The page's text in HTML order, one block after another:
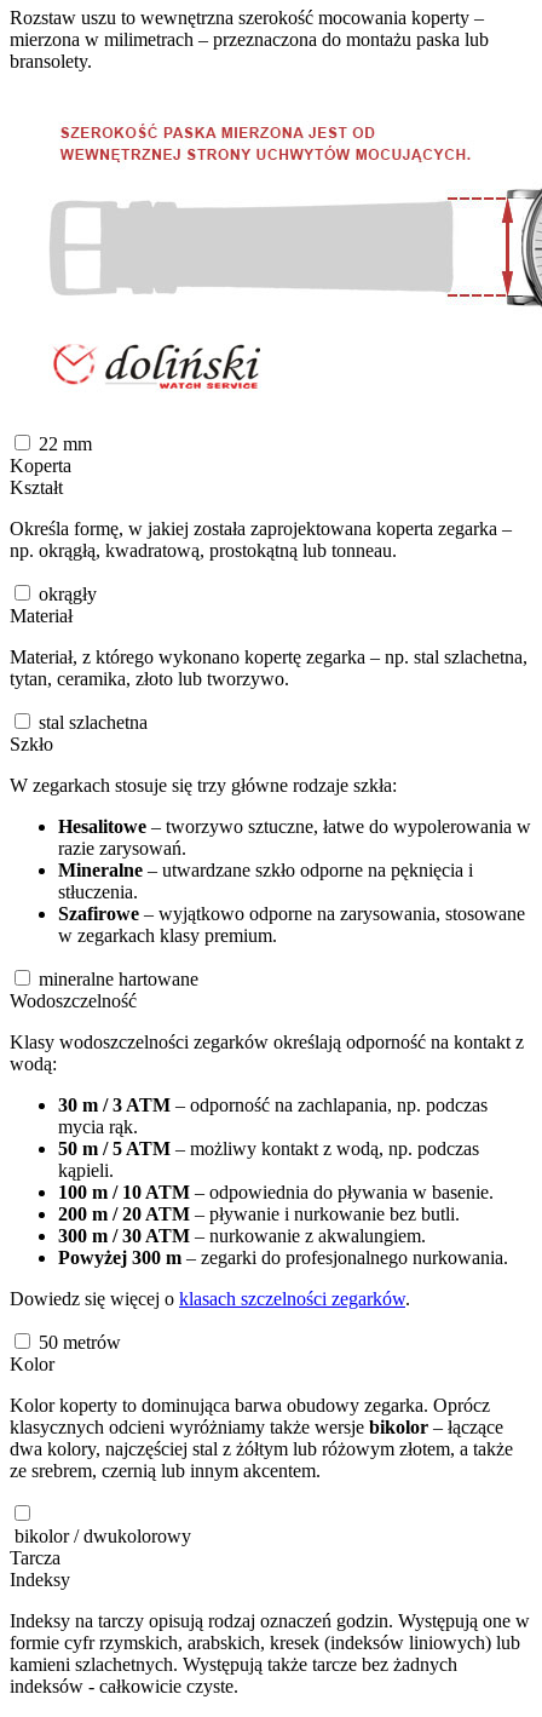
Rozstaw uszu to wewnętrzna szerokość mocowania koperty –
mierzona w milimetrach – przeznaczona do montażu paska lub
bransolety.
22 mm
Koperta
Kształt
Określa formę, w jakiej została zaprojektowana koperta zegarka –
np. okrągłą, kwadratową, prostokątną lub tonneau.
okrągły
Materiał
Materiał, z którego wykonano kopertę zegarka – np. stal szlachetna,
tytan, ceramika, złoto lub tworzywo.
stal szlachetna
Szkło
W zegarkach stosuje się trzy główne rodzaje szkła:
Hesalitowe – tworzywo sztuczne, łatwe do wypolerowania w
razie zarysowań.
Mineralne – utwardzane szkło odporne na pęknięcia i
stłuczenia.
Szafirowe – wyjątkowo odporne na zarysowania, stosowane
w zegarkach klasy premium.
mineralne hartowane
Wodoszczelność
Klasy wodoszczelności zegarków określają odporność na kontakt z
wodą:
30 m / 3 ATM – odporność na zachlapania, np. podczas
mycia rąk.
50 m / 5 ATM – możliwy kontakt z wodą, np. podczas
kąpieli.
100 m / 10 ATM – odpowiednia do pływania w basenie.
200 m / 20 ATM – pływanie i nurkowanie bez butli.
300 m / 30 ATM – nurkowanie z akwalungiem.
Powyżej 300 m – zegarki do profesjonalnego nurkowania.
Dowiedz się więcej o klasach szczelności zegarków.
50 metrów
Kolor
Kolor koperty to dominująca barwa obudowy zegarka. Oprócz
klasycznych odcieni wyróżniamy także wersje bikolor – łączące
dwa kolory, najczęściej stal z żółtym lub różowym złotem, a także
ze srebrem, czernią lub innym akcentem.
bikolor / dwukolorowy
Tarcza
Indeksy
Indeksy na tarczy opisują rodzaj oznaczeń godzin. Występują one w
formie cyfr rzymskich, arabskich, kresek (indeksów liniowych) lub
kamieni szlachetnych. Występują także tarcze bez żadnych
indeksów - całkowicie czyste.